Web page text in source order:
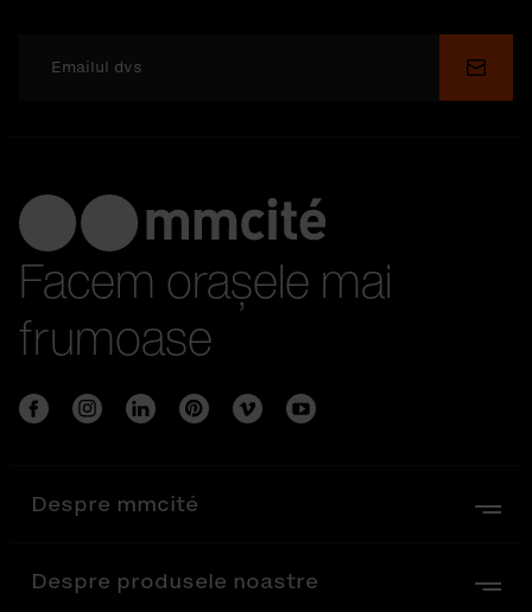
Facem orașele mai
frumoase
Despre mmcité
Despre produsele noastre